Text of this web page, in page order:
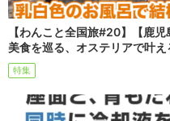
【わんこと全国旅#20】【鹿
美食を巡る、オステリアで叶
特集